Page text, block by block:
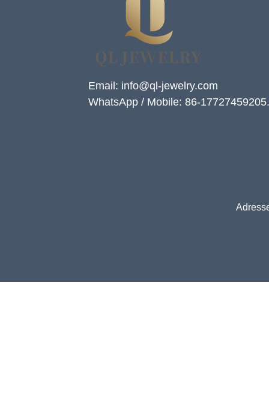
Email: info@ql-jewelry.com
WhatsApp / Mobile: 86-17727459205.